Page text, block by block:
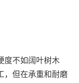
度不如阔叶树木
，但在承重和耐磨